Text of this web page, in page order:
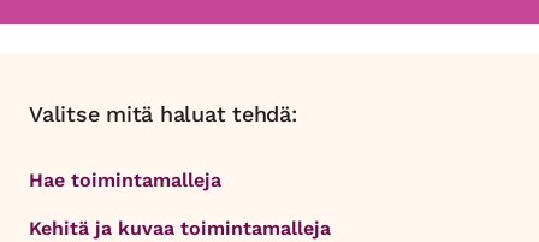
Valitse mitä haluat tehdä:
Hae toimintamalleja
Kehitä ja kuvaa toimintamalleja